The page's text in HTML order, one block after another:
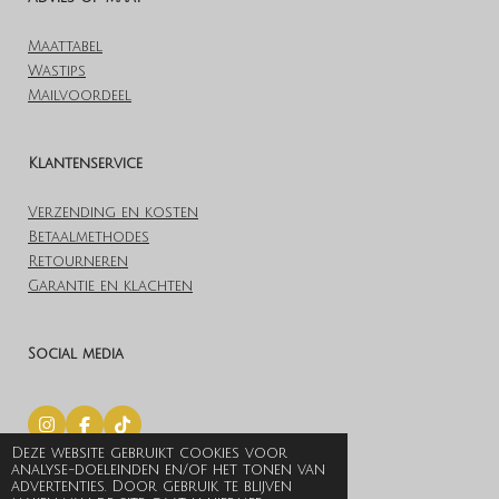
Deze website gebruikt cookies voor
analyse-doeleinden en/of het tonen van
advertenties. Door gebruik te blijven
Maattabel
Wastips
Mailvoordeel
Klantenservice
Verzending en kosten
Betaalmethodes
Retourneren
Garantie en klachten
Social media
I
n
s
t
F
a
c
e
T
i
k
T
© 2019 Lovelylingerieoutlet.nl
Powered by JouwWeb